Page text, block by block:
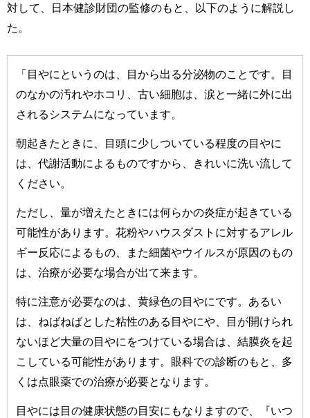
対して、日本健診財団の監修のもと、以下のように解説し
た。
「目やにというのは、目から出る分泌物のことです。目
のなかの汚れやホコリ、古い細胞は、涙と一緒に外に出
されるシステムになっています。
朝起きたときに、目頭に少しついている程度の目やに
は、代謝活動によるものですから、きれいに洗い流して
ください。
ただし、量が増えたときには何らかの炎症が起きている
可能性があります。花粉やハウスダストに対するアレル
ギー反応によるもの、また細菌やウイルスが原因のもの
は、治療が必要な場合が出て来ます。
特に注意が必要なのは、黄緑色の目やにです。あるい
は、ねばねばとした粘性のある目やにや、目が開けられ
ないほど大量の目やにをつけている場合は、結膜炎を起
こしている可能性があります。眼科での診断のもと、多
くは点眼薬での治療が必要となります。
目やには目の健康状態の目安にもなりますので、『いつ